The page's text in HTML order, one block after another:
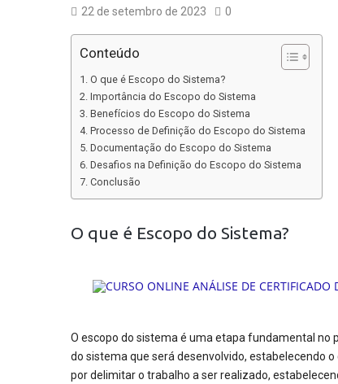
22 de setembro de 2023 0
Conteúdo
O que é Escopo do Sistema?
Importância do Escopo do Sistema
Benefícios do Escopo do Sistema
Processo de Definição do Escopo do Sistema
Documentação do Escopo do Sistema
Desafios na Definição do Escopo do Sistema
Conclusão
O que é Escopo do Sistema?
O escopo do sistema é uma etapa fundamental no
do sistema que será desenvolvido, estabelecendo
por delimitar o trabalho a ser realizado,